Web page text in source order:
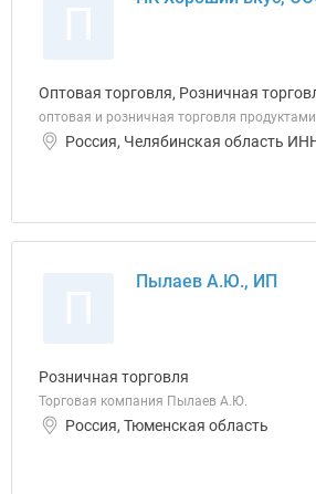
Оптовая торговля, Розничная
оптовая и розничная торговля
Россия, Челябинская область
Пылаев А.Ю., ИП
Розничная торговля
Торговая компания Пылаев А.Ю.
Россия, Тюменская область